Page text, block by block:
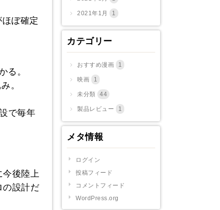
ぼ確定
る。
。
で毎年
今後陸上
の設計だ
2021年1月 1
カテゴリー
おすすめ漫画 1
映画 1
未分類 44
製品レビュー 1
メタ情報
ログイン
投稿フィード
コメントフィード
WordPress.org